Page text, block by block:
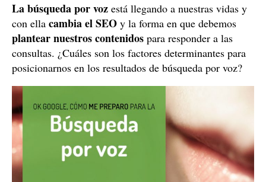
La búsqueda por voz está llegando a nuestras vidas y
con ella cambia el SEO y la forma en que debemos
plantear nuestros contenidos para responder a las
consultas. ¿Cuáles son los factores determinantes para
posicionarnos en los resultados de búsqueda por voz?